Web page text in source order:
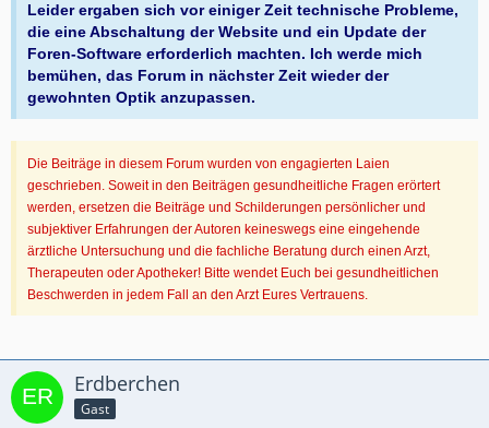
Leider ergaben sich vor einiger Zeit technische Probleme,
die eine Abschaltung der Website und ein Update der
Foren-Software erforderlich machten. Ich werde mich
bemühen, das Forum in nächster Zeit wieder der
gewohnten Optik anzupassen.
Die Beiträge in diesem Forum wurden von engagierten Laien
geschrieben. Soweit in den Beiträgen gesundheitliche Fragen erörtert
werden, ersetzen die Beiträge und Schilderungen persönlicher und
subjektiver Erfahrungen der Autoren keineswegs eine eingehende
ärztliche Untersuchung und die fachliche Beratung durch einen Arzt,
Therapeuten oder Apotheker! Bitte wendet Euch bei gesundheitlichen
Beschwerden in jedem Fall an den Arzt Eures Vertrauens.
Erdberchen
Gast